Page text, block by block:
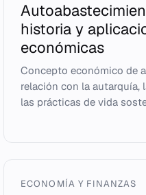
historia y
económicas
Concepto económico de
relación con la autarquía,
las prácticas de vida
ECONOMÍA Y FINANZAS